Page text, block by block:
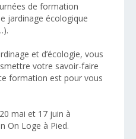
de formation
jardinage écologique
et d’écologie, vous
votre savoir-faire
formation est pour vous
mai et 17 juin à
On Loge à Pied.